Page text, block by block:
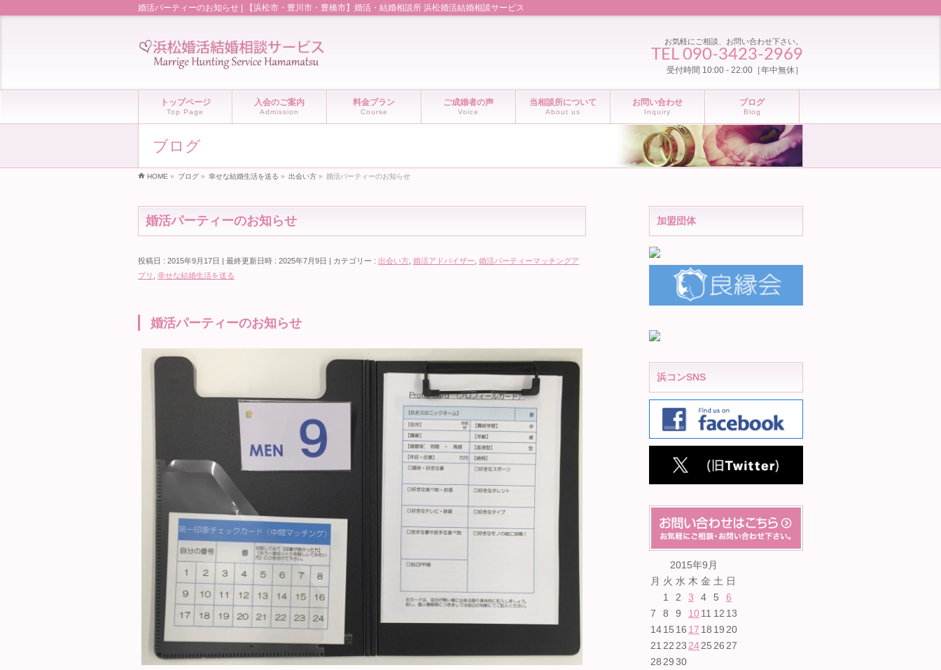
婚活パーティーのお知らせ | 【浜松市・豊川市・豊橋市】婚活・結婚相談所 浜松婚活結婚相談サービス
お気軽にご相談、お問い合わせ下さい。
TEL 090-3423-2969
受付時間 10:00 - 22:00［年中無休］
トップページ
Top Page
入会のご案内
Admission
料金プラン
Course
ご成婚者の声
Voice
当相談所について
About us
お問い合わせ
Inquiry
ブログ
Blog
ブログ
HOME » ブログ » 幸せな結婚生活を送る » 出会い方 » 婚活パーティーのお知らせ
婚活パーティーのお知らせ
投稿日 : 2015年9月17日 最終更新日時 : 2025年7月9日 カテゴリー : 出会い方 婚活アドバイザー
婚活パーティーマッチングア
プリ
幸せな結婚生活を送る
婚活パーティーのお知らせ
加盟団体
浜コンSNS
2015年9月
月 火 水 木 金 土 日
1
2 3 4 5
6
7
8 9 1011 12 13
1415 16 17 18 1920
21222324252627
282930